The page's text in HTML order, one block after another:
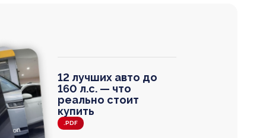
12 лучших авто до
160 л.с. — что
реально стоит
купить
.PDF